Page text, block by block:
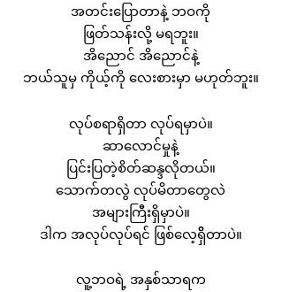
အတင်းပြောတာနဲ့ ဘဝကို
ဖြတ်သန်းလို့ မရဘူး။
အိညောင် အိညောင်နဲ့
ဘယ်သူမှ ကိုယ့်ကို လေးစားမှာ မဟုတ်ဘူး။
လုပ်စရာရှိတာ လုပ်ရမှာပဲ။
ဆာလောင်မှုနဲ့
ပြင်းပြတဲ့စိတ်ဆန္ဒလိုတယ်။
သောက်တလွဲ လုပ်မိတာတွေလဲ
အများကြီးရှိမှာပဲ။
ဒါက အလုပ်လုပ်ရင် ဖြစ်လေ့ရှိိတာပဲ။
လူ့ဘဝရဲ့ အနှစ်သာရက